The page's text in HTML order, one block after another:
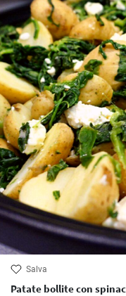
Salva
Patate bollite con